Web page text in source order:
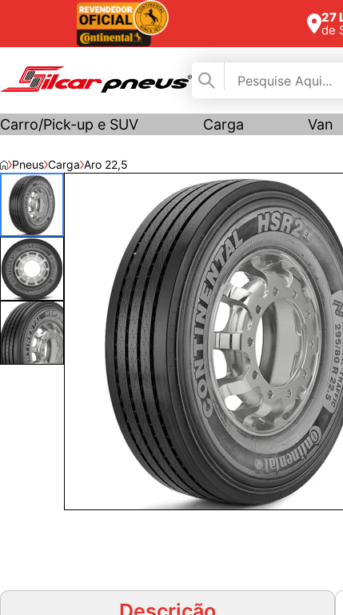
27
de
Carro/Pick-up e SUV Carga Van
Pneus Carga Aro 22,5
Sinta o conforto e estabilidade ao
dirigir. Serviço especializado em
suspensão para uma experiência de
condução suave e segura.